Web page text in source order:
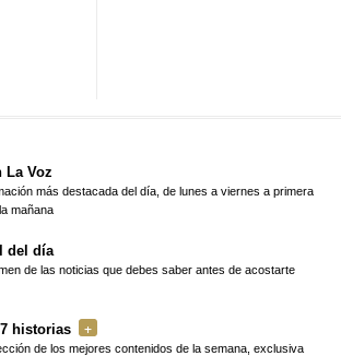
La Voz
más destacada del día, de lunes a viernes a primera
mañana
del día
de las noticias que debes saber antes de acostarte
historias
de los mejores contenidos de la semana, exclusiva